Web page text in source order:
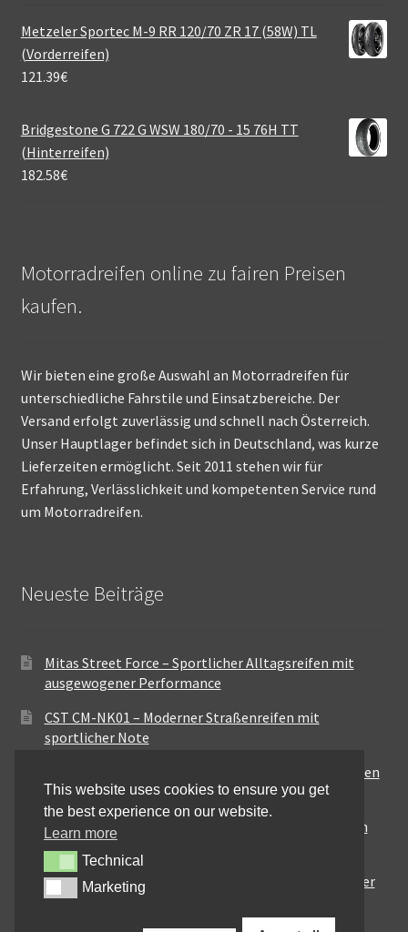
Metzeler Sportec M-9 RR 120/70 ZR 17 (58W) TL
(Vorderreifen)
121.39€
Bridgestone G 722 G WSW 180/70 - 15 76H TT
(Hinterreifen)
182.58€
Motorradreifen online zu fairen Preisen
kaufen.
Wir bieten eine große Auswahl an Motorradreifen für
unterschiedliche Fahrstile und Einsatzbereiche. Der
Versand erfolgt zuverlässig und schnell nach Österreich.
Unser Hauptlager befindet sich in Deutschland, was kurze
Lieferzeiten ermöglicht. Seit 2011 stehen wir für
Erfahrung, Verlässlichkeit und kompetenten Service rund
um Motorradreifen.
Neueste Beiträge
Mitas Street Force – Sportlicher Alltagsreifen mit
ausgewogener Performance
CST CM-NK01 – Moderner Straßenreifen mit
sportlicher Note
Maxxis MA-ST3 – Ausgewogener Sport-Touring-Reifen
für vielseitige Einsätze
Pirelli City Demon – Zuverlässigkeit für den urbanen
Alltag
Metzeler Perfect ME77 – Klassische Optik mit solider
Straßenperformance
This website uses cookies to ensure you get
the best experience on our website.
Learn more
TechnicalTechnical
MarketingMarketing